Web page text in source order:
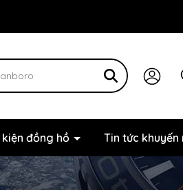
kiện đồng hồ Tin tức khuyến